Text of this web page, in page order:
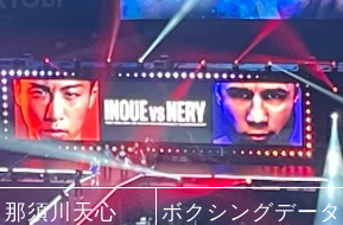
那須川天心 ボクシングデータ